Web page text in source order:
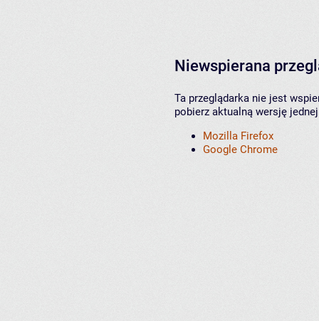
Niewspierana
Ta przeglądarka nie jest
pobierz aktualną wersję
Mozilla Firefox
Google Chrome